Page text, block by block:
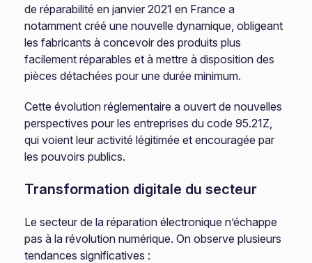
de réparabilité en janvier 2021 en France a
notamment créé une nouvelle dynamique, obligeant
les fabricants à concevoir des produits plus
facilement réparables et à mettre à disposition des
pièces détachées pour une durée minimum.
Cette évolution réglementaire a ouvert de nouvelles
perspectives pour les entreprises du code 95.21Z,
qui voient leur activité légitimée et encouragée par
les pouvoirs publics.
Transformation digitale du secteur
Le secteur de la réparation électronique n’échappe
pas à la révolution numérique. On observe plusieurs
tendances significatives :